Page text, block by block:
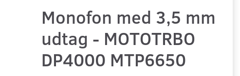
Monofon med 3,5 mm
udtag - MOTOTRBO
DP4000 MTP6650